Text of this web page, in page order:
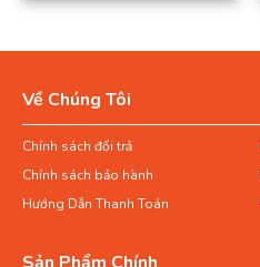
Về Chúng Tôi
Chính sách đổi trả
Chính sách bảo hành
Hướng Dẫn Thanh Toán